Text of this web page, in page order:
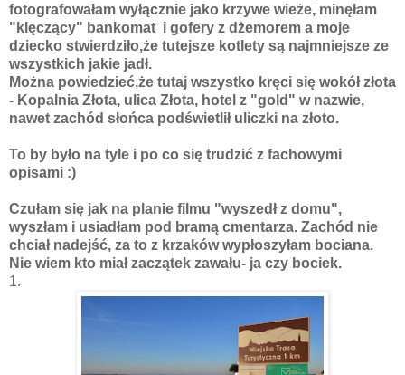
fotografowałam wyłącznie jako krzywe wieże, minęłam
"klęczący" bankomat i gofery z dżemorem a moje
dziecko stwierdziło,że tutejsze kotlety są najmniejsze ze
wszystkich jakie jadł.
Można powiedzieć,że tutaj wszystko kręci się wokół złota
- Kopalnia Złota, ulica Złota, hotel z "gold" w nazwie,
nawet zachód słońca podświetlił uliczki na złoto.
To by było na tyle i po co się trudzić z fachowymi
opisami :)
Czułam się jak na planie filmu "wyszedł z domu",
wyszłam i usiadłam pod bramą cmentarza. Zachód nie
chciał nadejść, za to z krzaków wypłoszyłam bociana.
Nie wiem kto miał zaczątek zawału- ja czy bociek.
1.